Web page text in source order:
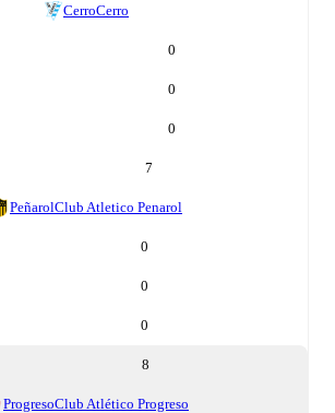
CerroCerro
0
0
0
7
PeñarolClub Atletico Penarol
0
0
0
8
ProgresoClub Atlético Progreso